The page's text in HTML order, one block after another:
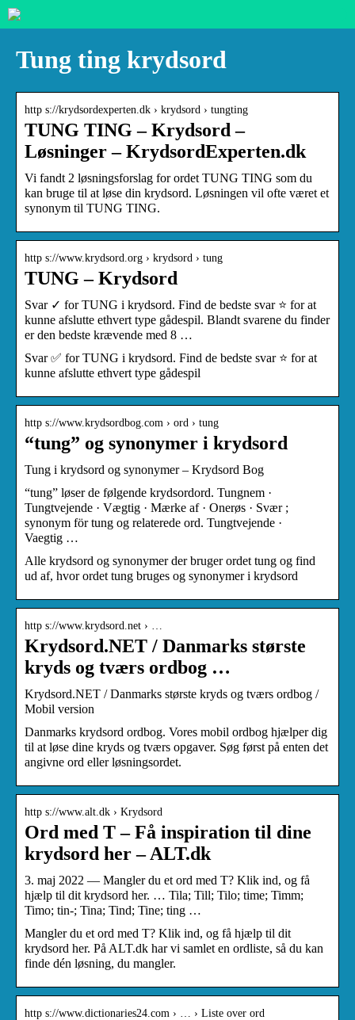
Tung ting krydsord
http s://krydsordexperten.dk › krydsord › tungting
TUNG TING – Krydsord –
Løsninger – KrydsordExperten.dk
Vi fandt 2 løsningsforslag for ordet TUNG TING som du
kan bruge til at løse din krydsord. Løsningen vil ofte været et
synonym til TUNG TING.
http s://www.krydsord.org › krydsord › tung
TUNG – Krydsord
Svar ✓ for TUNG i krydsord. Find de bedste svar ⭐ for at
kunne afslutte ethvert type gådespil. Blandt svarene du finder
er den bedste krævende med 8 …
Svar ✅ for TUNG i krydsord. Find de bedste svar ⭐ for at
kunne afslutte ethvert type gådespil
http s://www.krydsordbog.com › ord › tung
“tung” og synonymer i krydsord
Tung i krydsord og synonymer – Krydsord Bog
“tung” løser de følgende krydsordord. Tungnem ·
Tungtvejende · Vægtig · Mærke af · Onerøs · Svær ;
synonym för tung og relaterede ord. Tungtvejende ·
Vaegtig …
Alle krydsord og synonymer der bruger ordet tung og find
ud af, hvor ordet tung bruges og synonymer i krydsord
http s://www.krydsord.net › …
Krydsord.NET / Danmarks største
kryds og tværs ordbog …
Krydsord.NET / Danmarks største kryds og tværs ordbog /
Mobil version
Danmarks krydsord ordbog. Vores mobil ordbog hjælper dig
til at løse dine kryds og tværs opgaver. Søg først på enten det
angivne ord eller løsningsordet.
http s://www.alt.dk › Krydsord
Ord med T – Få inspiration til dine
krydsord her – ALT.dk
3. maj 2022 — Mangler du et ord med T? Klik ind, og få
hjælp til dit krydsord her. … Tila; Till; Tilo; time; Timm;
Timo; tin-; Tina; Tind; Tine; ting …
Mangler du et ord med T? Klik ind, og få hjælp til dit
krydsord her. På ALT.dk har vi samlet en ordliste, så du kan
finde dén løsning, du mangler.
http s://www.dictionaries24.com › … › Liste over ord